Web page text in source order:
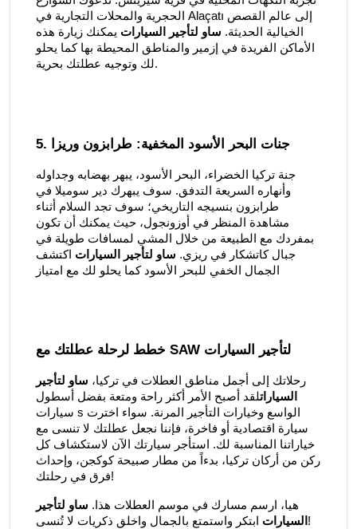
الحجرية والمحلات التجارية في Alaçatı إلى عالم القصص
الخيالية الحديثة. ساو لتأجير السيارات يمكنك زيارة هذه
الأماكن الفريدة في إزمير والمناطق المحيطة بها كما يحلو
لك وتوجيه عطلتك بحرية.
5. جنات البحر الأسود المخفية: طرابزون وريزا
جنة تركيا الخضراء، البحر الأسود، يبهر بهضابه وجداوله
وأنهاره السريعة التدفق. سوف يبهرك دير سوميلا في
طرابزون بنسيجه التاريخي؛ سوف تجد السلام أثناء
مشاهدة المنظر في أوزونجول، حيث يمكنك أن تكون
بمفردك مع الطبيعة من خلال المشي لمسافات طويلة في
جبال كاتشكار في ريزي. ساو لتأجير السيارات اكتشف
الجمال الخفي للبحر الأسود كما يحلو لك مع امتياز
خطط لرحلة عطلتك مع SAW لتأجير السيارات
رحلاتك إلى أجمل مناطق العطلات في تركيا، ساو لتأجير
السياراتلقد أصبح الأمر أكثر راحة ومتعة بفضل أسطول
سيارات s الواسع وخيارات التأجير المرنة. سواء اخترت
سيارة اقتصادية أو فاخرة، فإننا نجعل عطلتك لا تنسى مع
خياراتنا المناسبة لك. استأجر سيارتك الآن لاستكشاف كل
ركن من أركان تركيا، بدءاً من مطار صبيحة كوكجن، وإحداث
فرق في رحلتك!
هيا، ارسم مسارك في موسم العطلات هذا. ساو لتأجير
السيارات ابتكر واستمتع بالجمال واخلق ذكريات لا تُنسى!